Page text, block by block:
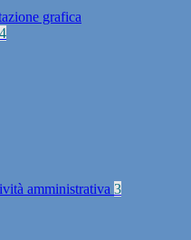
grafica
4
amministrativa 3